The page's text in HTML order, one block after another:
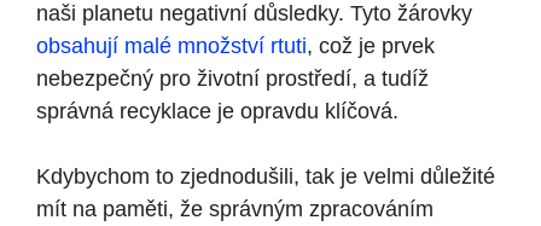
naši planetu negativní důsledky. Tyto žárovky
obsahují malé množství rtuti, což je prvek
nebezpečný pro životní prostředí, a tudíž
správná recyklace je opravdu klíčová.
Kdybychom to zjednodušili, tak je velmi důležité
mít na paměti, že správným zpracováním